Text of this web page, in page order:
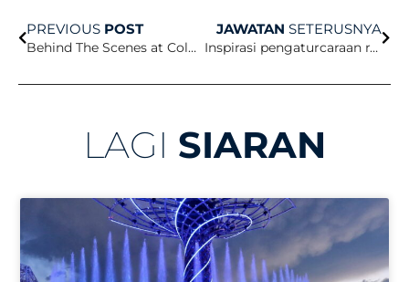
PREVIOUS POST
Behind The Scenes at Columbia University
JAWATAN SETERUSNYA
Inspirasi pengaturcaraan rancangan baharu
LAGI SIARAN